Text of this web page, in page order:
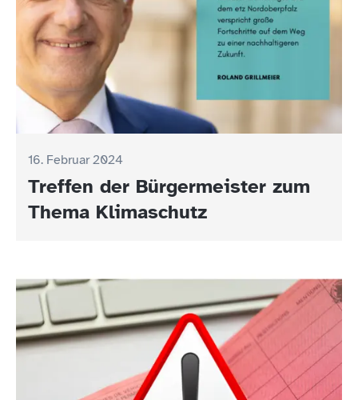
16. Februar 2024
Treffen der Bürgermeister zum
Thema Klimaschutz